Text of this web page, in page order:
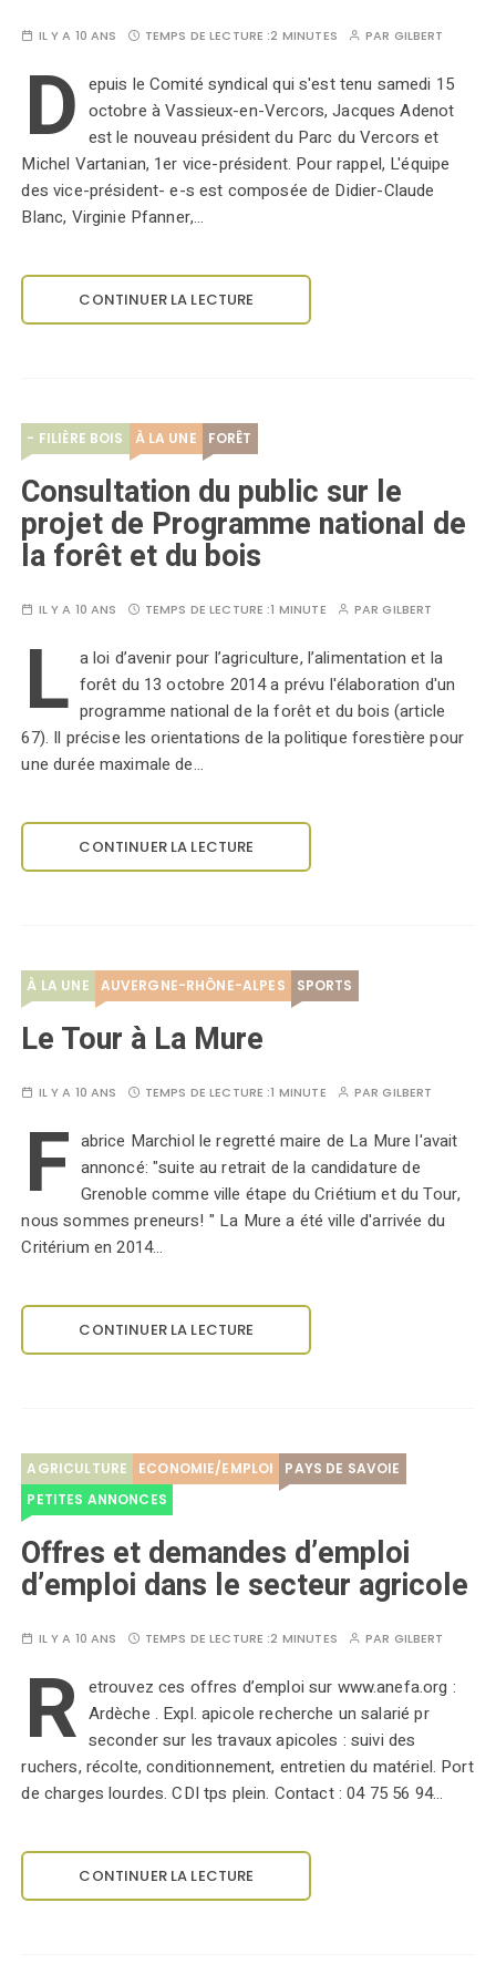
IL Y A 10 ANS TEMPS DE LECTURE :2 MINUTES PAR GILBERT
D epuis le Comité syndical qui s'est tenu samedi 15
octobre à Vassieux-en-Vercors, Jacques Adenot
est le nouveau président du Parc du Vercors et
Michel Vartanian, 1er vice-président. Pour rappel, L'équipe
des vice-président- e-s est composée de Didier-Claude
Blanc, Virginie Pfanner,…
CONTINUER LA LECTURE
- FILIÈRE BOIS À LA UNE FORÊT
Consultation du public sur le
projet de Programme national de
la forêt et du bois
IL Y A 10 ANS TEMPS DE LECTURE :1 MINUTE PARGILBERT
L a loi d’avenir pour l’agriculture, l’alimentation et la
forêt du 13 octobre 2014 a prévu l'élaboration d'un
programme national de la forêt et du bois (article
67). Il précise les orientations de la politique forestière pour
une durée maximale de…
CONTINUER LA LECTURE
À LA UNE AUVERGNE-RHÔNE-ALPES SPORTS
Le Tour à La Mure
IL Y A 10 ANS TEMPS DE LECTURE :1 MINUTE PARGILBERT
F abrice Marchiol le regretté maire de La Mure l'avait
annoncé: "suite au retrait de la candidature de
Grenoble comme ville étape du Criétium et du Tour,
nous sommes preneurs! " La Mure a été ville d'arrivée du
Critérium en 2014…
CONTINUER LA LECTURE
AGRICULTURE ECONOMIE/EMPLOI
PAYS DE SAVOIE
PETITES ANNONCES
Offres et demandes d’emploi
d’emploi dans le secteur agricole
IL Y A 10 ANS TEMPS DE LECTURE :2 MINUTES PAR GILBERT
R etrouvez ces offres d’emploi sur www.anefa.org :
Ardèche . Expl. apicole recherche un salarié pr
seconder sur les travaux apicoles : suivi des
ruchers, récolte, conditionnement, entretien du matériel. Port
de charges lourdes. CDI tps plein. Contact : 04 75 56 94…
CONTINUER LA LECTURE